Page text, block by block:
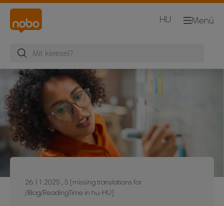
Menü
HU
26.11.2025 , 5 [missing translations for
/Blog/ReadingTime in hu-HU]